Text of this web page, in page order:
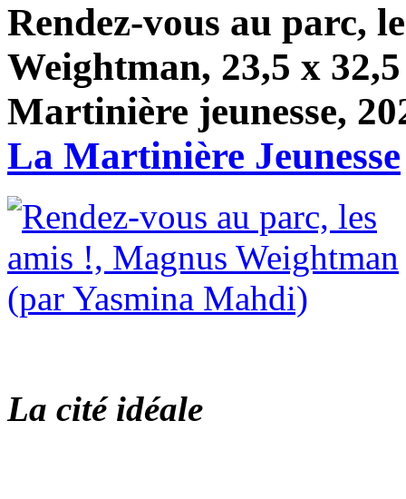
Rendez-vous au parc,
Weightman, 23,5 x
Martinière jeunesse,
La Martinière Jeunesse
La cité idéale